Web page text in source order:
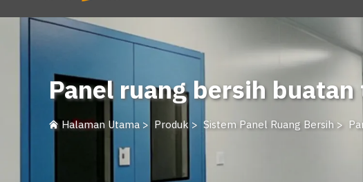
Panel ruang bersih
Halaman Utama > Produk > Sistem Panel Ruang Bersih >